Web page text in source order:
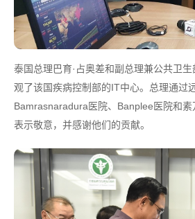
泰国总理巴育·占奥差和副总理兼公共卫
观了该国疾病控制部的IT中心。总理通过
Bamrasnaradura医院、Banplee医院和素
表示敬意，并感谢他们的贡献。